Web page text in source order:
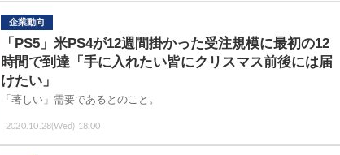
企業動向
2020.10.28(Wed) 18:00
「PS5」米PS4が12週間掛かった受注規模に最初の12
時間で到達「手に入れたい皆にクリスマス前後には届
けたい」
「著しい」需要であるとのこと。